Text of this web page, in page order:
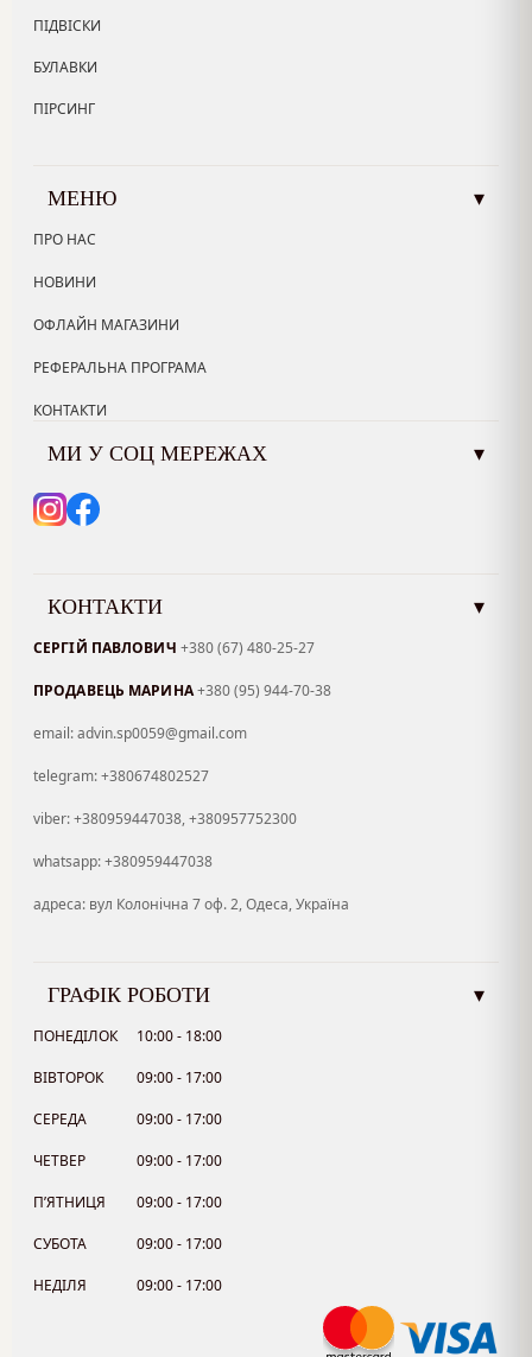
ПІДВІСКИ
БУЛАВКИ
ПІРСИНГ
МЕНЮ ▾
ПРО НАС
НОВИНИ
ОФЛАЙН МАГАЗИНИ
РЕФЕРАЛЬНА ПРОГРАМА
КОНТАКТИ
МИ У СОЦ МЕРЕЖАХ ▾
КОНТАКТИ ▾
СЕРГІЙ ПАВЛОВИЧ +380 (67) 480-25-27
ПРОДАВЕЦЬ МАРИНА+380 (95) 944-70-38
email: advin.sp0059@gmail.com
telegram: +380674802527
viber: +380959447038, +380957752300
whatsapp: +380959447038
адреса: вул Колонічна 7 оф. 2, Одеса, Україна
ГРАФІК РОБОТИ ▾
ПОНЕДІЛОК 10:00 - 18:00
ВІВТОРОК 09:00 - 17:00
СЕРЕДА 09:00 - 17:00
ЧЕТВЕР 09:00 - 17:00
П’ЯТНИЦЯ 09:00 - 17:00
СУБОТА 09:00 - 17:00
НЕДІЛЯ 09:00 - 17:00